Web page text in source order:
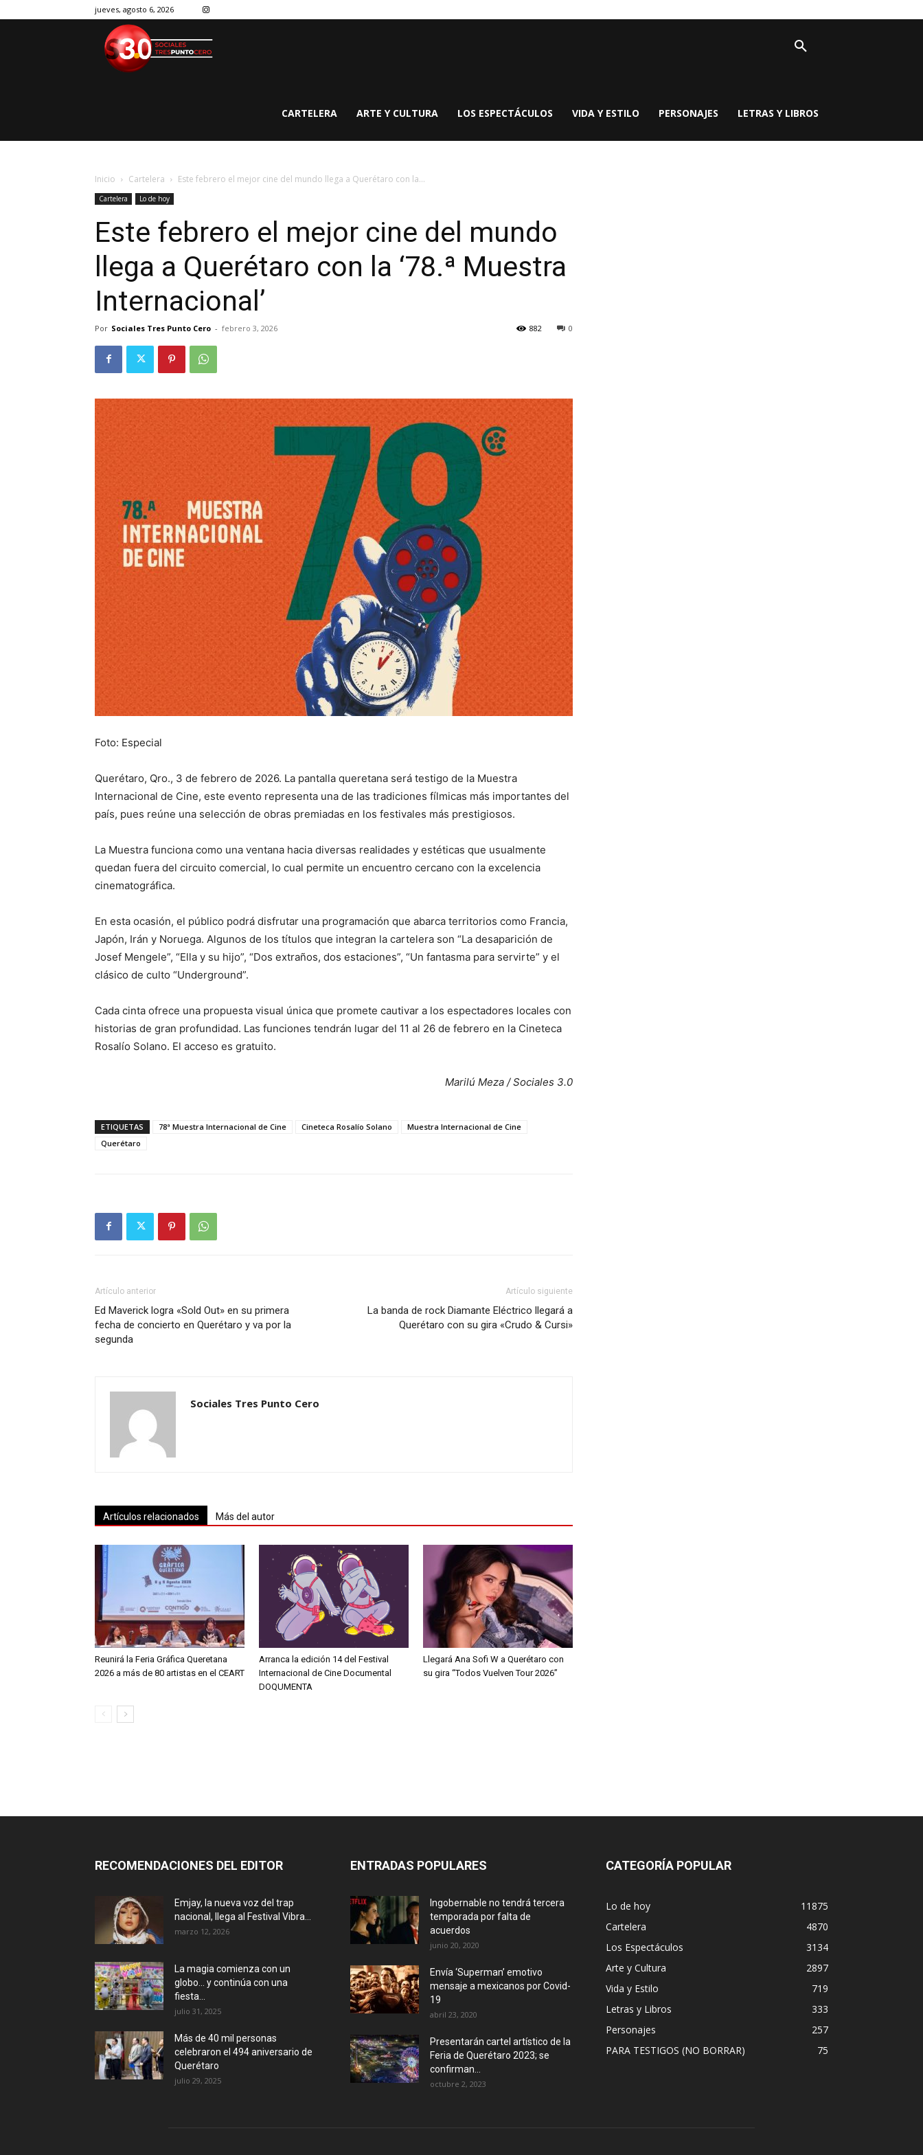
jueves, agosto 6, 2026
CARTELERA ARTE Y CULTURA LOS ESPECTÁCULOS VIDA Y ESTILO PERSONAJES LETRAS Y LIBROS
Inicio Cartelera Este febrero el mejor cine del mundo llega a Querétaro con la...
Cartelera Lo de hoy
Este febrero el mejor cine del mundo
llega a Querétaro con la ‘78.ª Muestra
Internacional’
Por Sociales Tres Punto Cero - febrero 3, 2026 0
882
Foto: Especial
Querétaro, Qro., 3 de febrero de 2026. La pantalla queretana será testigo de la Muestra
Internacional de Cine, este evento representa una de las tradiciones fílmicas más importantes del
país, pues reúne una selección de obras premiadas en los festivales más prestigiosos.
La Muestra funciona como una ventana hacia diversas realidades y estéticas que usualmente
quedan fuera del circuito comercial, lo cual permite un encuentro cercano con la excelencia
cinematográfica.
En esta ocasión, el público podrá disfrutar una programación que abarca territorios como Francia,
Japón, Irán y Noruega. Algunos de los títulos que integran la cartelera son “La desaparición de
Josef Mengele”, “Ella y su hijo”, “Dos extraños, dos estaciones”, “Un fantasma para servirte” y el
clásico de culto “Underground”.
Cada cinta ofrece una propuesta visual única que promete cautivar a los espectadores locales con
historias de gran profundidad. Las funciones tendrán lugar del 11 al 26 de febrero en la Cineteca
Rosalío Solano. El acceso es gratuito.
Marilú Meza / Sociales 3.0
ETIQUETAS 78ª Muestra Internacional de Cine Cineteca Rosalío Solano
Muestra Internacional de Cine
Querétaro
Artículo anterior
Ed Maverick logra «Sold Out» en su primera
fecha de concierto en Querétaro y va por la
segunda
Artículo siguiente
La banda de rock Diamante Eléctrico llegará a
Querétaro con su gira «Crudo & Cursi»
Sociales Tres Punto Cero
Artículos relacionados Más del autor
Reunirá la Feria Gráfica Queretana
2026 a más de 80 artistas en el CEART
Arranca la edición 14 del Festival
Internacional de Cine Documental
DOQUMENTA
Llegará Ana Sofi W a Querétaro con
su gira “Todos Vuelven Tour 2026”
RECOMENDACIONES DEL EDITOR
Emjay, la nueva voz del trap
nacional, llega al Festival Vibra...
marzo 12, 2026
La magia comienza con un
globo… y continúa con una
fiesta...
julio 31, 2025
Más de 40 mil personas
celebraron el 494 aniversario de
Querétaro
julio 29, 2025
ENTRADAS POPULARES
Ingobernable no tendrá tercera
temporada por falta de
acuerdos
junio 20, 2020
Envía ‘Superman’ emotivo
mensaje a mexicanos por Covid-
19
abril 23, 2020
Presentarán cartel artístico de la
Feria de Querétaro 2023; se
confirman...
octubre 2, 2023
CATEGORÍA POPULAR
Lo de hoy
11875
Cartelera
4870
Los Espectáculos
3134
Arte y Cultura
2897
Vida y Estilo
719
Letras y Libros
333
Personajes
257
PARA TESTIGOS (NO BORRAR)
75